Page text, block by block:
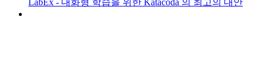
LabEx - 대화형 학습을 위한 Katacoda 의 최고의 대안